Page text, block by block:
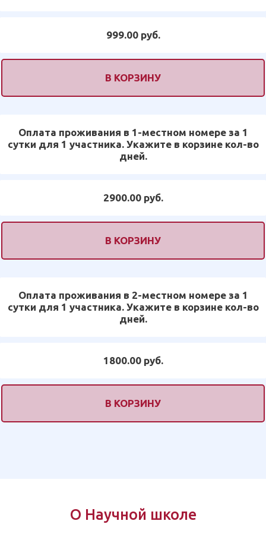
999.00 руб.
В КОРЗИНУ
Оплата проживания в 1-местном номере за 1
сутки для 1 участника. Укажите в корзине кол-во
дней.
2900.00 руб.
В КОРЗИНУ
Оплата проживания в 2-местном номере за 1
сутки для 1 участника. Укажите в корзине кол-во
дней.
1800.00 руб.
В КОРЗИНУ
О Научной школе